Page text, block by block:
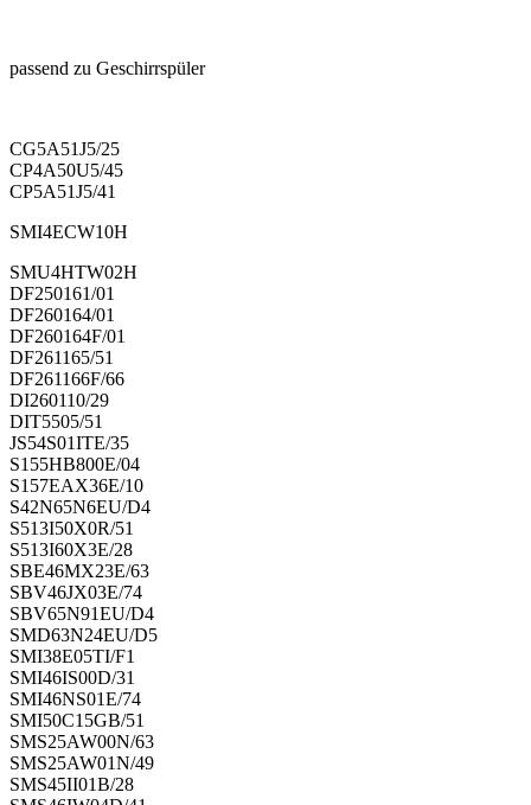
passend zu Geschirrspüler
CG5A51J5/25
CP4A50U5/45
CP5A51J5/41
SMI4ECW10H
SMU4HTW02H
DF250161/01
DF260164/01
DF260164F/01
DF261165/51
DF261166F/66
DI260110/29
DIT5505/51
JS54S01ITE/35
S155HB800E/04
S157EAX36E/10
S42N65N6EU/D4
S513I50X0R/51
S513I60X3E/28
SBE46MX23E/63
SBV46JX03E/74
SBV65N91EU/D4
SMD63N24EU/D5
SMI38E05TI/F1
SMI46IS00D/31
SMI46NS01E/74
SMI50C15GB/51
SMS25AW00N/63
SMS25AW01N/49
SMS45II01B/28